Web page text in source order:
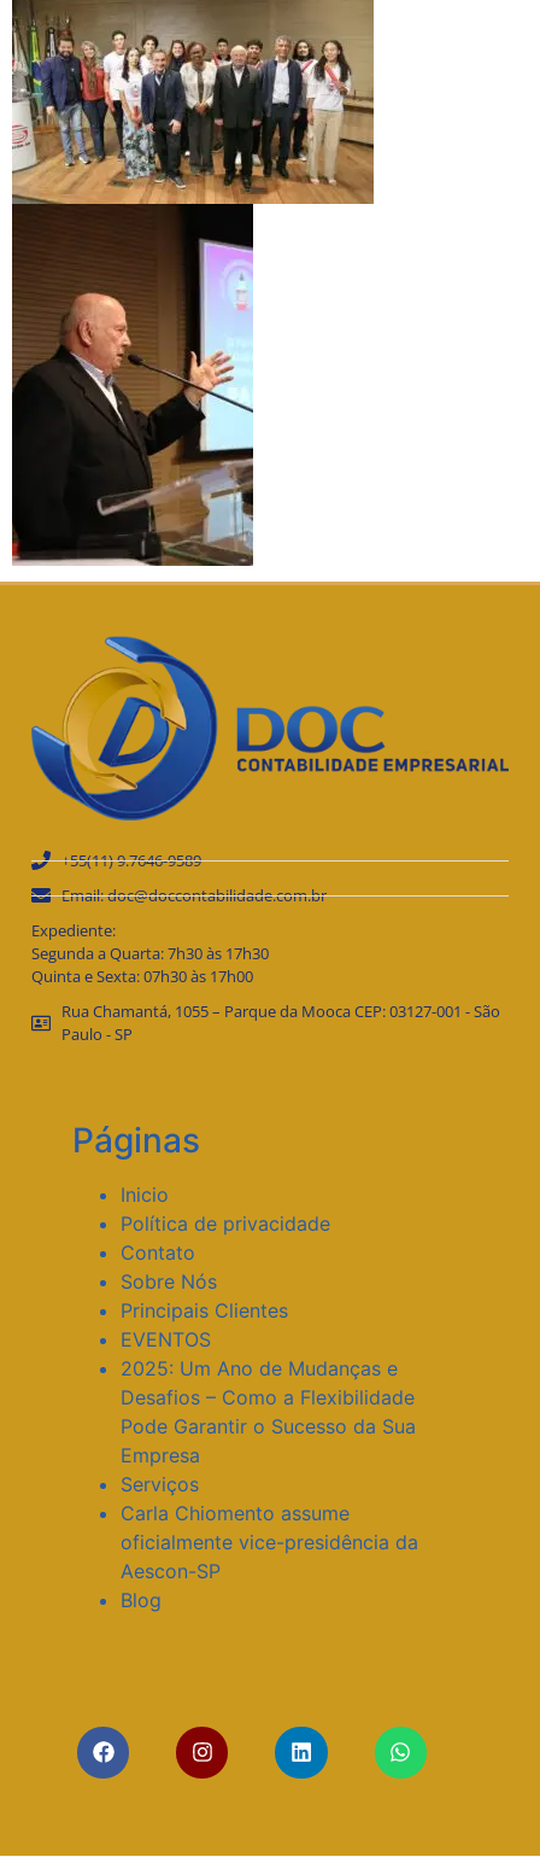
+55(11) 9.7646-9589
Email: doc@doccontabilidade.com.br
Expediente:
Segunda a Quarta: 7h30 às 17h30
Quinta e Sexta: 07h30 às 17h00
Rua Chamantá, 1055 – Parque da Mooca CEP: 03127-001 - São
Paulo - SP
Páginas
Inicio
Política de privacidade
Contato
Sobre Nós
Principais Clientes
EVENTOS
2025: Um Ano de Mudanças e
Desafios – Como a Flexibilidade
Pode Garantir o Sucesso da Sua
Empresa
Serviços
Carla Chiomento assume
oficialmente vice-presidência da
Aescon-SP
Blog